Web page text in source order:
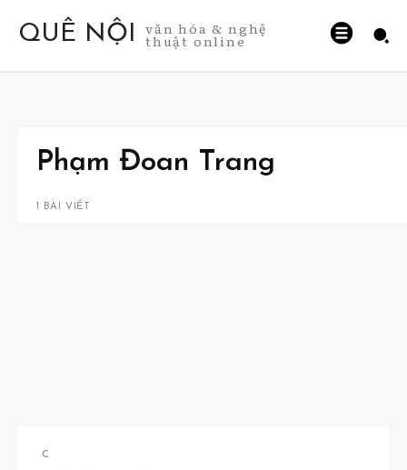
QUÊ NỘI văn hóa & nghệ
thuật online
Phạm Đoan Trang
1 BÀI VIẾT
C